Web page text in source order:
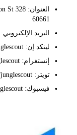
البريد الإلكتروني: press@junglescout.com
لينكد إن: www.linkedin.com/company/junglescout
إنستغرام: www.instagram.com/junglescout_
تويتر: x.com/junglescout
فيسبوك: www.facebook.com/amazonjunglescout